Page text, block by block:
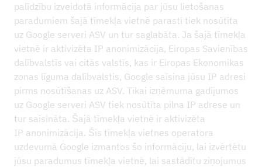
palīdzību izveidotā informācija par jūsu lietošanas
paradumiem šajā tīmekļa vietnē parasti tiek nosūtīta
uz Google serveri ASV un tur saglabāta. Ja šajā tīmekļa
vietnē ir aktivizēta IP anonimizācija, Eiropas Savienības
dalībvalstīs vai citās valstīs, kas ir Eiropas Ekonomikas
zonas līguma dalībvalstis, Google saīsina jūsu IP adresi
pirms nosūtīšanas uz ASV. Tikai izņēmuma gadījumos
uz Google serveri ASV tiek nosūtīta pilna IP adrese un
tur saīsināta. Šajā tīmekļa vietnē ir aktivizēta
IP anonimizācija. Šīs tīmekļa vietnes operatora
uzdevumā Google izmantos šo informāciju, lai izvērtētu
jūsu paradumus tīmekļa vietnē, lai sastādītu ziņojumus